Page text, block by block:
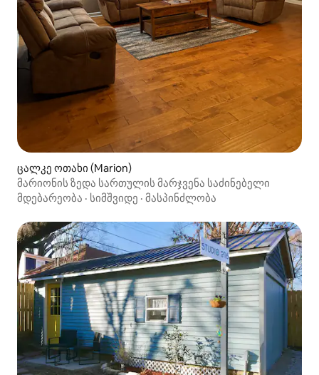
ცალკე ოთახი (Marion)
მარიონის ზედა სართულის მარჯვენა საძინებელი
მდებარეობა · სიმშვიდე · მასპინძლობა